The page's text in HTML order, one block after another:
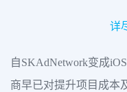
详
自SKAdNetwork变成
商早已对提升项目成本